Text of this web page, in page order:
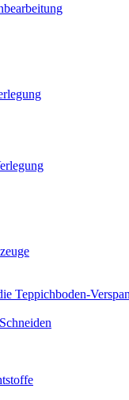
Teppichboden-